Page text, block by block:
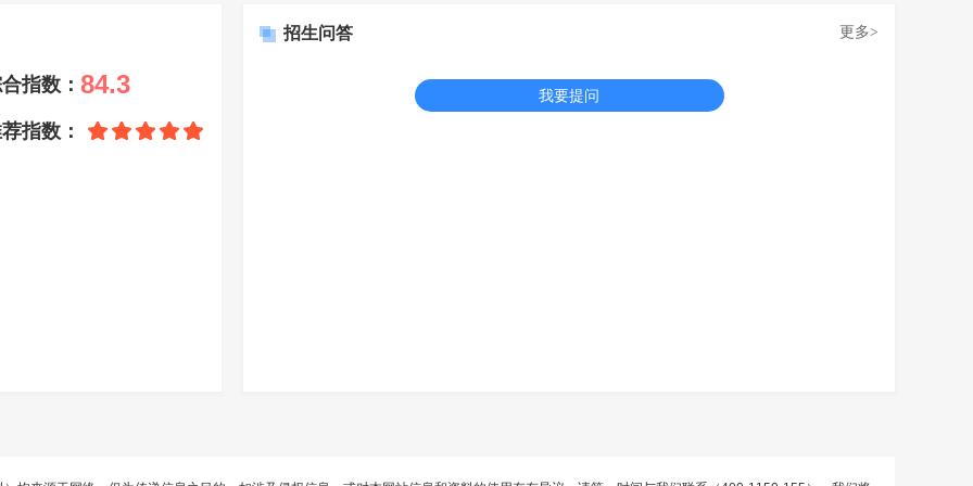
指数： 84.3
指数：
招生问答 更多>
我要提问